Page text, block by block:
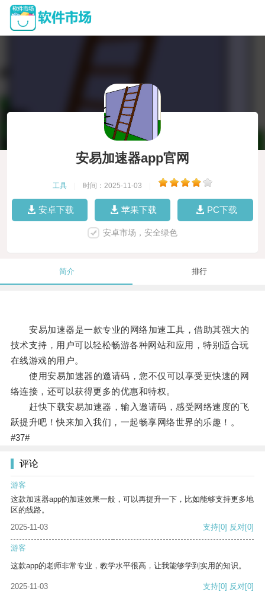
安易加速器app官网
工具 时间：2025-11-03
安卓下载 苹果下载 PC下载
安卓市场，安全绿色
简介 排行
安易加速器是一款专业的网络加速工具，借助其强大的
技术支持，用户可以轻松畅游各种网站和应用，特别适合玩
在线游戏的用户。
使用安易加速器的邀请码，您不仅可以享受更快速的网
络连接，还可以获得更多的优惠和特权。
赶快下载安易加速器，输入邀请码，感受网络速度的飞
跃提升吧！快来加入我们，一起畅享网络世界的乐趣！。
#37#
评论
游客
这款加速器app的加速效果一般，可以再提升一下，比如能够支持更多地
区的线路。
2025-11-03
支持[0] 反对[0]
游客
这款app的老师非常专业，教学水平很高，让我能够学到实用的知识。
2025-11-03 支持[0] 反对[0]